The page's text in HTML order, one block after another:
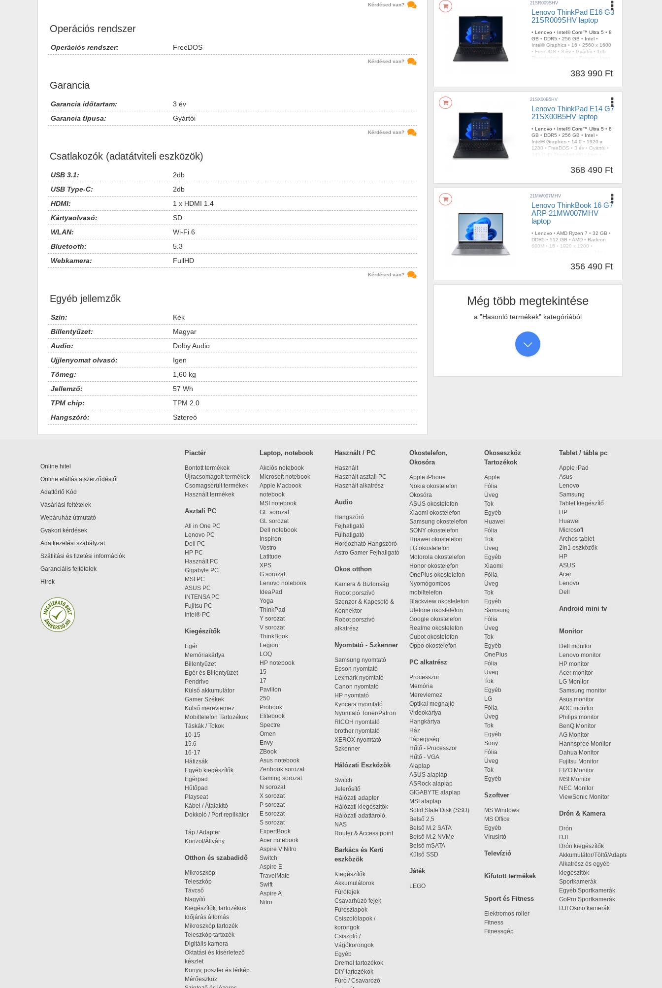
Kérdésed van?
Operációs rendszer
Operációs rendszer: FreeDOS
Kérdésed van?
Garancia
Garancia időtartam:
3 év
Garancia típusa:
Gyártói
Kérdésed van?
Csatlakozók (adatátviteli eszközök)
USB 3.1:
2db
USB Type-C:
2db
HDMI:
1 x HDMI 1.4
Kártyaolvasó:
SD
WLAN:
Wi-Fi 6
Bluetooth:
5.3
Webkamera:
FullHD
Kérdésed van?
Egyéb jellemzők
Szín:
Kék
Billentyűzet:
Magyar
Audio:
Dolby Audio
Ujjlenyomat olvasó:
Igen
Tömeg:
1,60 kg
Jellemző:
57 Wh
TPM chip:
TPM 2.0
Hangszóró:
Sztereó
21SR009SHV
Lenovo ThinkPad E16 G3
21SR009SHV laptop
• Lenovo • Intel® Core™ Ultra 5 • 8
GB • DDR5 • 256 GB • Intel •
Intel® Graphics • 16 • 2560 x 1600
• FreeDOS • 3 év • Gyártói • 1db
Thunderbolt
Igen Fekete
Igen
383 990 Ft
21SX00B5HV
Lenovo ThinkPad E14 G7
21SX00B5HV laptop
• Lenovo • Intel® Core™ Ultra 5 • 8
GB • DDR5 • 256 GB • Intel •
Intel® Graphics • 14.0 • 1920 x
1200 • FreeDOS • 3 év • Gyártói •
2db (1db Thunderbolt)
Igen
368 490 Ft
21MW007MHV
Lenovo ThinkBook 16 G7
ARP 21MW007MHV
laptop
• Lenovo • AMD Ryzen 7 • 32 GB •
DDR5 • 512 GB • AMD • Radeon
680M • 16 • 1920 x 1200 •
356 490 Ft
Még több megtekintése
a "Hasonló termékek" kategóriából
Online hitel
Online elállás a szerződéstől
Adattörlő Kód
Vásárlási feltételek
Webáruház útmutató
Gyakori kérdések
Adatkezelési szabályzat
Szállítási és fizetési információk
Garanciális feltételek
Hírek
Piactér
Bontott termékek
Újracsomagolt termékek
Csomagsérült termékek
Használt termékek
Laptop, notebook
Akciós notebook
Microsoft notebook
Apple Macbook
notebook
MSI notebook
GE sorozat
GL sorozat
Dell notebook
Inspiron
Vostro
Latitude
XPS
G sorozat
Lenovo notebook
IdeaPad
Yoga
ThinkPad
Y sorozat
V sorozat
ThinkBook
Legion
LOQ
HP notebook
15
17
Pavilion
250
Probook
Elitebook
Spectre
Omen
Envy
ZBook
Asus notebook
Zenbook sorozat
Gaming sorozat
N sorozat
X sorozat
P sorozat
E sorozat
S sorozat
ExpertBook
Acer notebook
Aspire V Nitro
Switch
Aspire E
TravelMate
Swift
Aspire A
Nitro
Használt / PC
Használt
Használt asztali PC
Használt alkatrész
Okostelefon,
Okosóra
Apple iPhone
Nokia okostelefon
Okosóra
ASUS okostelefon
Xiaomi okostelefon
Samsung okostelefon
SONY okostelefon
Huawei okostelefon
LG okostelefon
Motorola okostelefon
Honor okostelefon
OnePlus okostelefon
Nyomógombos
mobiltelefon
Blackview okostelefon
Ulefone okostelefon
Google okostelefon
Realme okostelefon
Cubot okostelefon
Oppo okostelefon
Okoseszköz
Tartozékok
Apple
Fólia
Üveg
Tok
Egyéb
Huawei
Fólia
Tok
Üveg
Egyéb
Xiaomi
Fólia
Üveg
Tok
Egyéb
Samsung
Fólia
Üveg
Tok
Egyéb
OnePlus
Fólia
Üveg
Tok
Egyéb
LG
Fólia
Üveg
Tok
Egyéb
Sony
Fólia
Üveg
Tok
Egyéb
Tablet / tábla pc
Apple iPad
Asus
Lenovo
Samsung
Tablet kiegészítő
HP
Huawei
Microsoft
Archos tablet
2in1 eszközök
HP
ASUS
Acer
Lenovo
Dell
Audio
Hangszóró
Fejhallgató
Fülhallgató
Hordozható Hangszóró
Astro Gamer Fejhallgató
Asztali PC
All in One PC
Lenovo PC
Dell PC
HP PC
Használt PC
Gigabyte PC
MSI PC
ASUS PC
INTENSA PC
Fujitsu PC
Intel® PC
Okos otthon
Kamera & Biztonság
Robot porszívó
Szenzor & Kapcsoló &
Konnektor
Robot porszívó
alkatrész
Android mini tv
Kiegészítők
Egér
Memóriakártya
Billentyűzet
Egér és Billentyűzet
Pendrive
Külső akkumulátor
Gamer Székek
Külső merevlemez
Mobiltelefon Tartozékok
Táskák / Tokok
10-15
15.6
16-17
Hátizsák
Egyéb kiegészítők
Egérpad
Hűtőpad
Playseat
Kábel / Átalakító
Dokkoló / Port replikátor
Táp / Adapter
Konzol/Állvány
Monitor
Dell monitor
Lenovo monitor
HP monitor
Acer monitor
LG Monitor
Samsung monitor
Asus monitor
AOC monitor
Philips monitor
BenQ Monitor
AG Monitor
Hannspree Monitor
Dahua Monitor
Fujitsu Monitor
EIZO Monitor
MSI Monitor
NEC Monitor
ViewSonic Monitor
Nyomtató - Szkenner
Samsung nyomtató
Epson nyomtató
Lexmark nyomtató
Canon nyomtató
HP nyomtató
Kyocera nyomtató
Nyomtató Toner/Patron
RICOH nyomtató
brother nyomtató
XEROX nyomtató
Szkenner
PC alkatrész
Processzor
Memória
Merevlemez
Optikai meghajtó
Videokártya
Hangkártya
Ház
Tápegység
Hűtő - Processzor
Hűtő - VGA
Alaplap
ASUS alaplap
ASRock alaplap
GIGABYTE alaplap
MSI alaplap
Solid State Disk (SSD)
Belső 2,5
Belső M.2 SATA
Belső M.2 NVMe
Belső mSATA
Külső SSD
Hálózati Eszközök
Switch
Jelerősítő
Hálózati adapter
Hálózati kiegészítők
Hálózati adattároló,
NAS
Router & Access point
Szoftver
MS Windows
MS Office
Egyéb
Vírusirtó
Drón & Kamera
Drón
DJI
Drón kiegészítők
Akkumulátor/Töltő/Adapter
Alkatrész és egyéb
kiegészítők
Sportkamerák
Egyéb Sportkamerák
GoPro Sportkamerák
DJI Osmo kamerák
Barkács és Kerti
eszközök
Kiegészítők
Akkumulátorok
Fúrófejek
Csavarhúzó fejek
Fűrészlapok
Csiszolólapok /
korongok
Csiszoló /
Vágókorongok
Egyéb
Dremel tartozékok
DIY tartozékok
Fúró / Csavarozó
Televízió
Otthon és szabadidő
Mikroszkóp
Teleszkóp
Távcső
Nagyító
Kiegészítők, tartozékok
Időjárás állomás
Mikroszkóp tartozék
Teleszkóp tartozék
Digitális kamera
Oktatási és kísérletező
készlet
Könyv, poszter és térkép
Mérőeszköz
Játék
LEGO
Kifutott termékek
Sport és Fitness
Elektromos roller
Fitness
Fitnessgép